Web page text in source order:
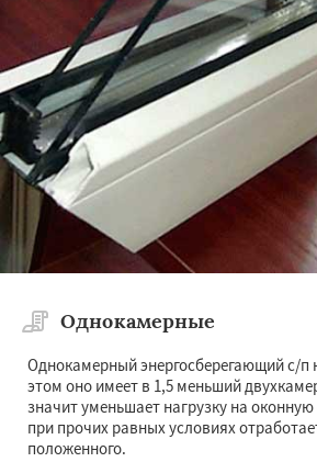
Однокамерные
Однокамерный энергосберегающий с/п
этом оно имеет в 1,5 меньший
значит уменьшает нагрузку на
при прочих равных условиях
положенного.